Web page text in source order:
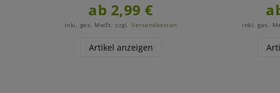
ab 2,99 €
inkl. ges. MwSt. zzgl.Versandkosten
Artikel anzeigen
inkl. ges.